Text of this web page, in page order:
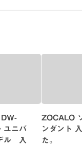
ユニバ
ル 入
ZOCALO
ンダント
た。